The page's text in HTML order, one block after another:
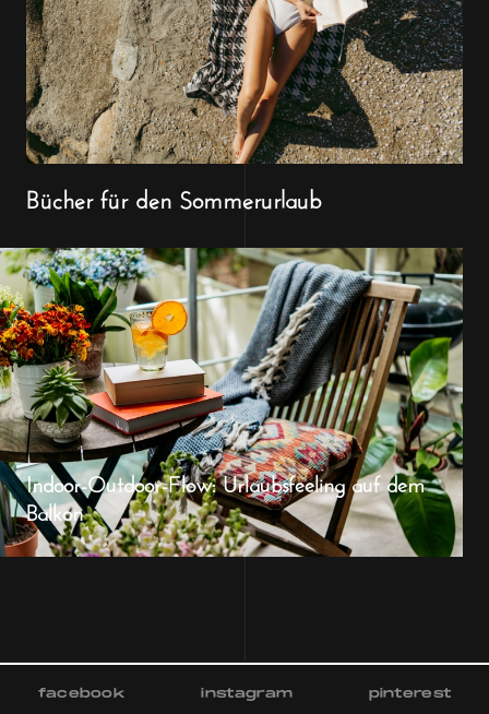
Bücher für den Sommerurlaub
Indoor-Outdoor-Flow: Urlaubsfeeling auf dem
Balkon
facebook instagram pinterest